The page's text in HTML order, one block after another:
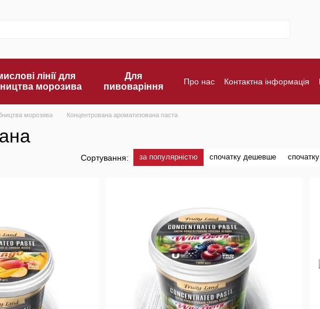
лінії для
морозива
Для
пивоваріння
Про нас Контактна інформація
морозива Концентрована ароматизована паста
Сортування: за популярністю спочатку дешевше